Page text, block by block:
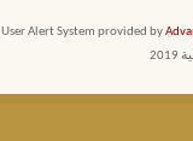
User Alert System provided by